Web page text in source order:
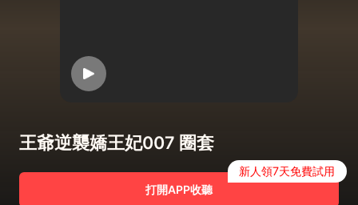
王爺逆襲嬌王妃007 圈套
打開APP收聽
新人領7天免費試用